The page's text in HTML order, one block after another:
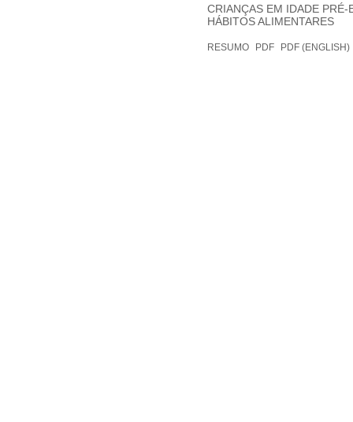
CRIANÇAS EM IDADE
HÁBITOS ALIMENTARES
RESUMO PDF PDF (ENGLISH)